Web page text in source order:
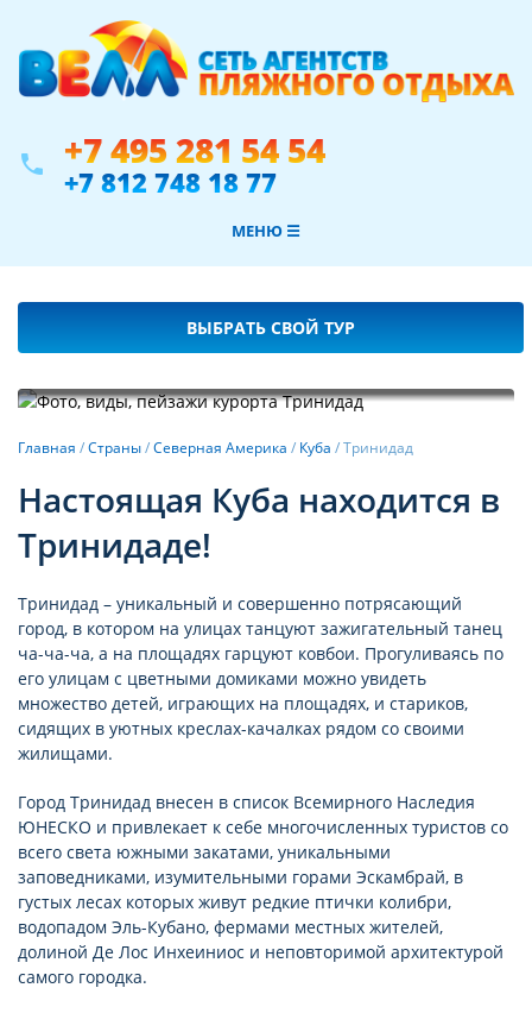
phone +7 495 281 54 54
+7 812 748 18 77
МЕНЮ ☰
ВЫБРАТЬ СВОЙ ТУР
Фотогалерея
Главная /Страны/Северная Америка / Куба /Тринидад
Настоящая Куба находится в
Тринидаде!
Тринидад – уникальный и совершенно потрясающий
город, в котором на улицах танцуют зажигательный танец
ча-ча-ча, а на площадях гарцуют ковбои. Прогуливаясь по
его улицам с цветными домиками можно увидеть
множество детей, играющих на площадях, и стариков,
сидящих в уютных креслах-качалках рядом со своими
жилищами.
Город Тринидад внесен в список Всемирного Наследия
ЮНЕСКО и привлекает к себе многочисленных туристов со
всего света южными закатами, уникальными
заповедниками, изумительными горами Эскамбрай, в
густых лесах которых живут редкие птички колибри,
водопадом Эль-Кубано, фермами местных жителей,
долиной Де Лос Инхеиниос и неповторимой архитектурой
самого городка.